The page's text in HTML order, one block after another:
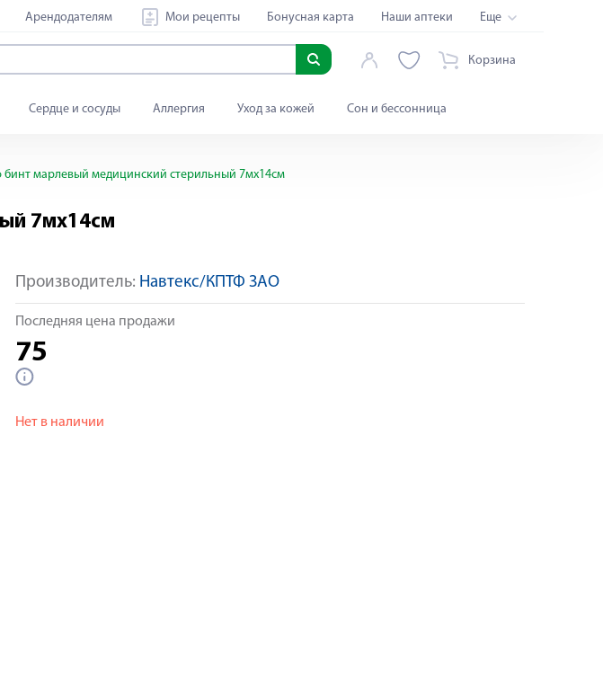
Арендодателям Мои рецепты Бонусная карта Наши аптеки Еще
Корзина
Сердце и сосуды Аллергия Уход за кожей Сон и бессонница
бинт марлевый медицинский стерильный 7мх14см
7мх14см
Производитель: Навтекс/КПТФ ЗАО
Последняя цена продажи
75
Нет в наличии